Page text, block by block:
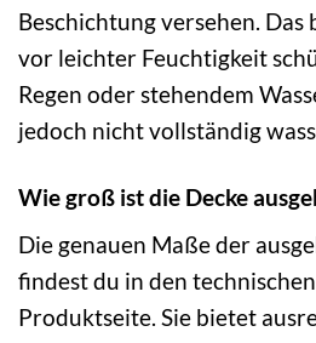
Beschichtung versehen. Das
vor leichter Feuchtigkeit
Regen oder stehendem
jedoch nicht vollständig
Wie groß ist die Decke
Die genauen Maße der
findest du in den
Produktseite. Sie bietet